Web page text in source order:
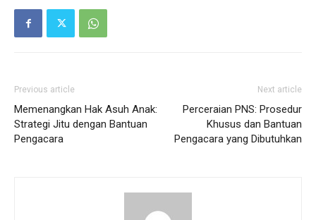
Previous article
Memenangkan Hak Asuh Anak:
Strategi Jitu dengan Bantuan
Pengacara
Next article
Perceraian PNS: Prosedur
Khusus dan Bantuan
Pengacara yang Dibutuhkan